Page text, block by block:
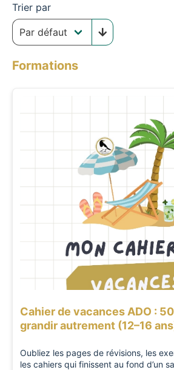
Trier par
Formations
Cahier de vacances ADO :
grandir autrement (12–16
Oubliez les pages de révisions, les
les cahiers qui finissent au fond d’un